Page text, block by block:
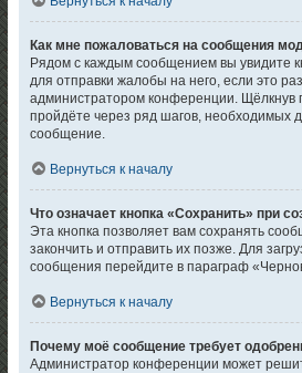
Как мне пожаловаться на сообщения
Рядом с каждым сообщением вы увидите
для отправки жалобы на него, если это
администратором конференции. Щёлкнув
пройдёте через ряд шагов, необходимых
сообщение.
Вернуться к началу
Что означает кнопка «Сохранить» при
Эта кнопка позволяет вам сохранять
закончить и отправить их позже. Для
сообщения перейдите в параграф
Вернуться к началу
Почему моё сообщение требует
Администратор конференции может